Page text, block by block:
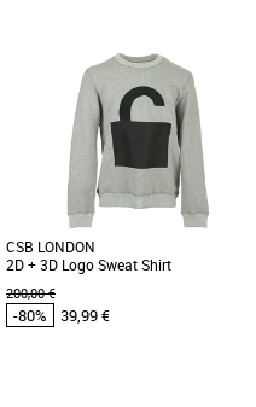
Vêtements pas cher et Promos
Ce pantalon est votre héros. Proposant
deux poches ouverte sur les cotés et un
cordon de serrage à [...]
CSB LONDON
2D + 3D Logo Sweat Shirt
200,00 €
-80% 39,99 €